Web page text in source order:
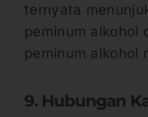
ternyata
peminum alkohol
peminum alkohol
9. Hubungan